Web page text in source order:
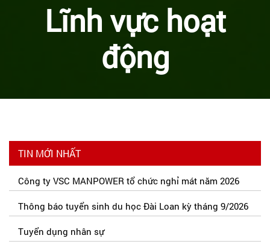
Lĩnh vực hoạt
động
TIN MỚI NHẤT
Công ty VSC MANPOWER tổ chức nghỉ mát năm 2026
Thông báo tuyển sinh du học Đài Loan kỳ tháng 9/2026
Tuyển dụng nhân sự